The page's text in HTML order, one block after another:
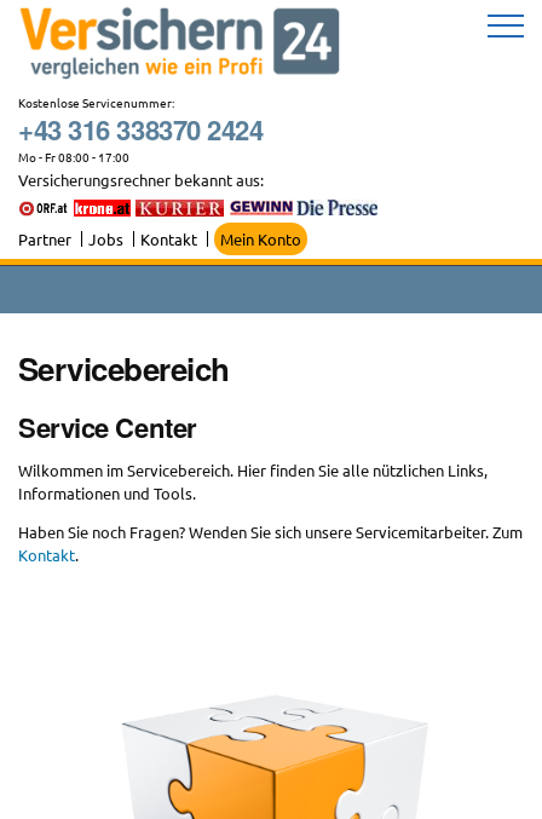
Zum
Inhalt
springen
Kostenlose Servicenummer:
+43 316 338370 2424
Mo - Fr 08:00 - 17:00
Versicherungsrechner bekannt aus:
Partner Jobs Kontakt Mein Konto
Servicebereich
Service Center
Wilkommen im Servicebereich. Hier finden Sie alle nützlichen Links,
Informationen und Tools.
Haben Sie noch Fragen? Wenden Sie sich unsere Servicemitarbeiter. Zum
Kontakt.